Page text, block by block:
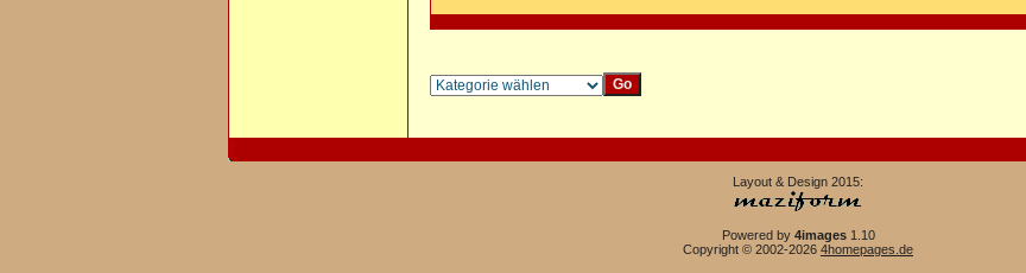
Layout & Design 2015:
Powered by 4images1.10
Copyright © 2002-2026 4homepages.de